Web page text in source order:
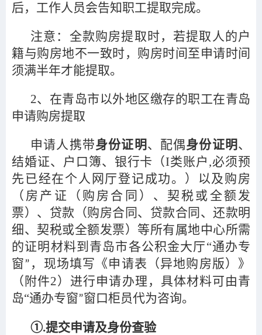
后，工作人员会告知职工提取完成。
注意：全款购房提取时，若提取人的户
籍与购房地不一致时，购房时间至申请时间
须满半年才能提取。
2、在青岛市以外地区缴存的职工在青岛
申请购房提取
申请人携带身份证明 、配偶身份证明 、
结婚证、户口簿、银行卡（Ι类账户,必须预
先已经在个人网厅登记成功。）以及购房
（房产证（购房合同）、契税或全额发
票）、贷款（购房合同、贷款合同、还款明
细、契税或全额发票）等所有属地中心所需
的证明材料到青岛市各公积金大厅“通办专
窗” ，现场填写《申请表（异地购房版）》
（附件2）进行申请办理，具体材料可由青
岛“通办专窗”窗口柜员代为咨询。
①.提交申请及身份查验